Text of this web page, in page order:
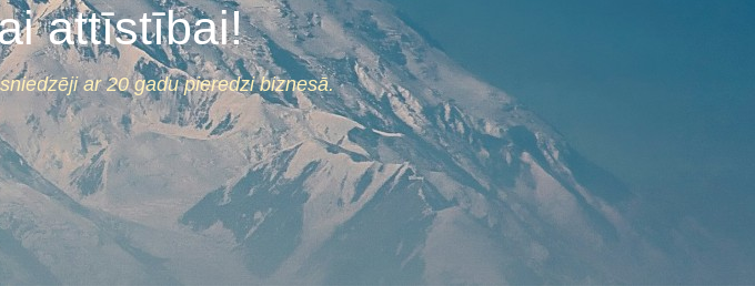
attīstībai!
ar 20 gadu pieredzi biznesā.